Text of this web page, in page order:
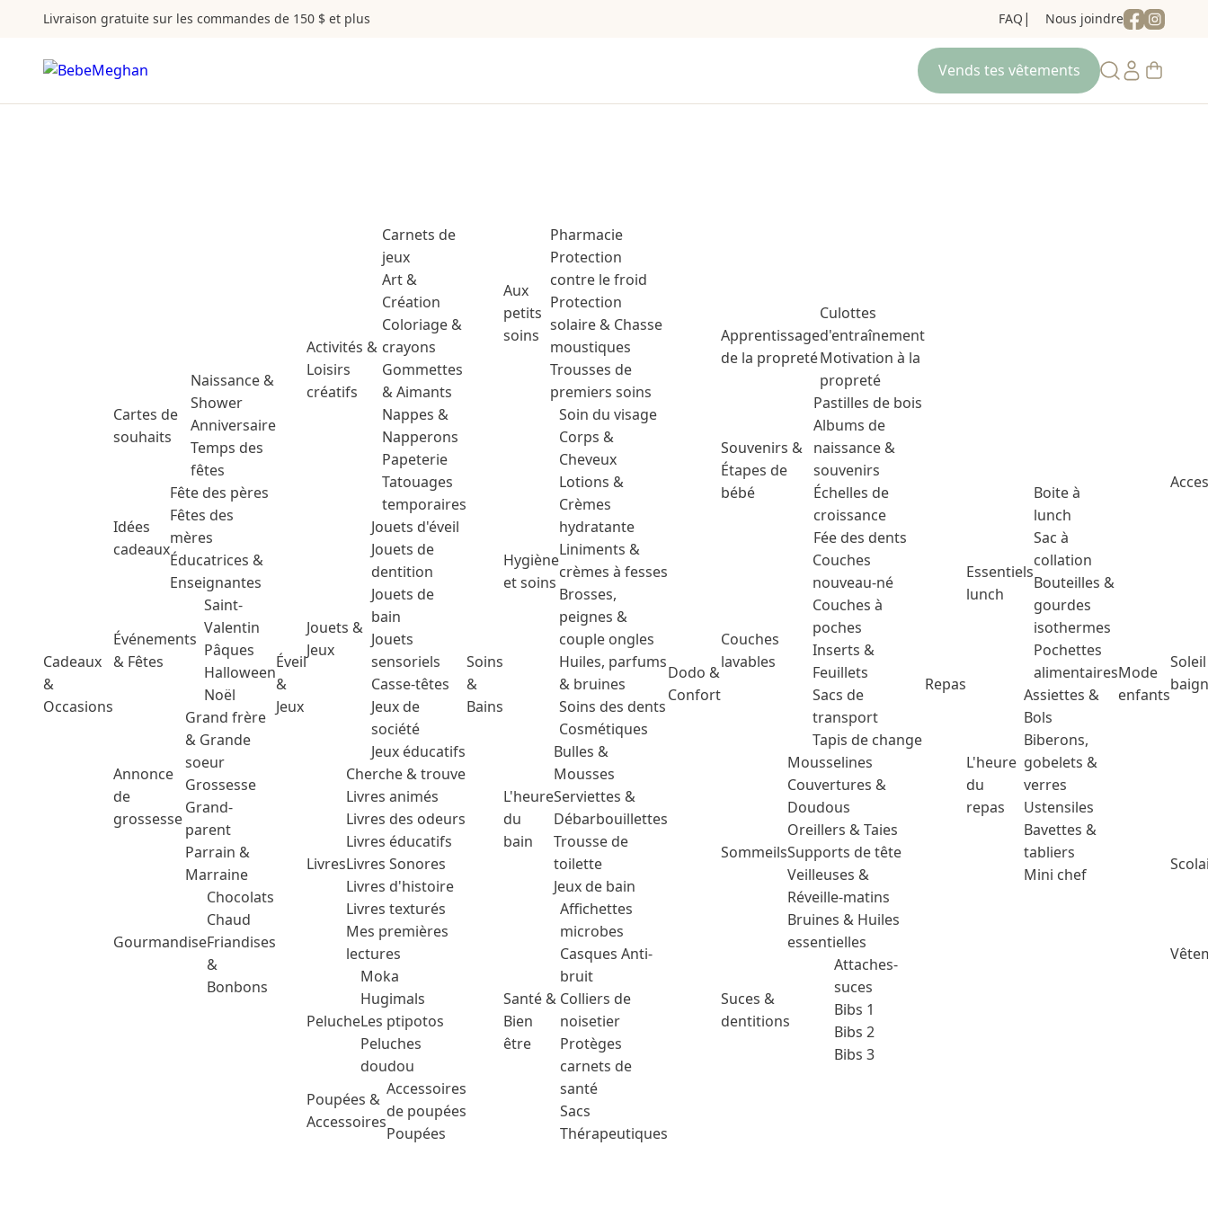
Livraison gratuite sur les commandes de 150 $ et plus FAQ Nous joindre
Cadeaux
&
Occasions
Cartes de
souhaits
Naissance &
Shower
Anniversaire
Temps des
fêtes
Idées
cadeaux
Fête des pères
Fêtes des
mères
Éducatrices &
Enseignantes
Événements
& Fêtes
Saint-
Valentin
Pâques
Halloween
Noël
Annonce
de
grossesse
Grand frère
& Grande
soeur
Grossesse
Grand-
parent
Parrain &
Marraine
Gourmandise
Chocolats
Chaud
Friandises
&
Bonbons
Éveil
&
Jeux
Activités &
Loisirs
créatifs
Carnets de
jeux
Art &
Création
Coloriage &
crayons
Gommettes
& Aimants
Nappes &
Napperons
Papeterie
Tatouages
temporaires
Jouets &
Jeux
Jouets d'éveil
Jouets de
dentition
Jouets de
bain
Jouets
sensoriels
Casse-têtes
Jeux de
société
Jeux éducatifs
Livres
Cherche & trouve
Livres animés
Livres des odeurs
Livres éducatifs
Livres Sonores
Livres d'histoire
Livres texturés
Mes premières
lectures
Peluche
Moka
Hugimals
Les ptipotos
Peluches
doudou
Poupées &
Accessoires
Accessoires
de poupées
Poupées
Soins
&
Bains
Aux
petits
soins
Pharmacie
Protection
contre le froid
Protection
solaire & Chasse
moustiques
Trousses de
premiers soins
Hygiène
et soins
Soin du visage
Corps &
Cheveux
Lotions &
Crèmes
hydratante
Liniments &
crèmes à fesses
Brosses,
peignes &
couple ongles
Huiles, parfums
& bruines
Soins des dents
Cosmétiques
L'heure
du
bain
Bulles &
Mousses
Serviettes &
Débarbouillettes
Trousse de
toilette
Jeux de bain
Santé &
Bien
être
Affichettes
microbes
Casques Anti-
bruit
Colliers de
noisetier
Protèges
carnets de
santé
Sacs
Thérapeutiques
Dodo &
Confort
Apprentissage
de la propreté
Culottes
d'entraînement
Motivation à la
propreté
Souvenirs &
Étapes de
bébé
Pastilles de bois
Albums de
naissance &
souvenirs
Échelles de
croissance
Fée des dents
Couches
lavables
Couches
nouveau-né
Couches à
poches
Inserts &
Feuillets
Sacs de
transport
Tapis de change
Sommeils
Mousselines
Couvertures &
Doudous
Oreillers & Taies
Supports de tête
Veilleuses &
Réveille-matins
Bruines & Huiles
essentielles
Suces &
dentitions
Attaches-
suces
Bibs 1
Bibs 2
Bibs 3
Repas
Essentiels
lunch
Boite à
lunch
Sac à
collation
Bouteilles &
gourdes
isothermes
Pochettes
alimentaires
L'heure
du
repas
Assiettes &
Bols
Biberons,
gobelets &
verres
Ustensiles
Bavettes &
tabliers
Mini chef
Mode
enfants